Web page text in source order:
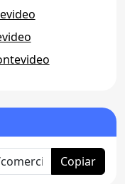
Copiar